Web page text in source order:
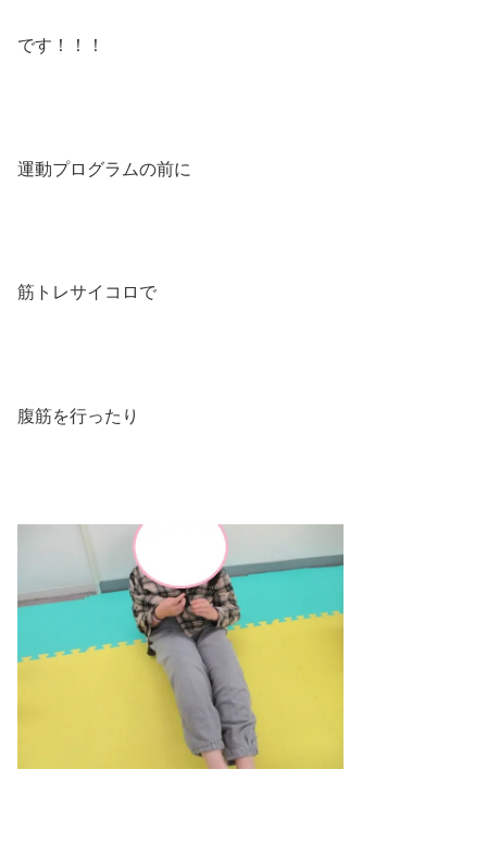
です！！！
運動プログラムの前に
筋トレサイコロで
腹筋を行ったり